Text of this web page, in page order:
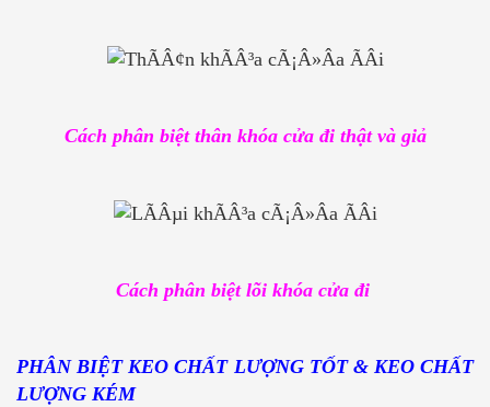
Cách phân biệt thân khóa cửa đi thật và giả
Cách phân biệt lõi khóa cửa đi
PHÂN BIỆT KEO CHẤT LƯỢNG TỐT & KEO CHẤT
LƯỢNG KÉM